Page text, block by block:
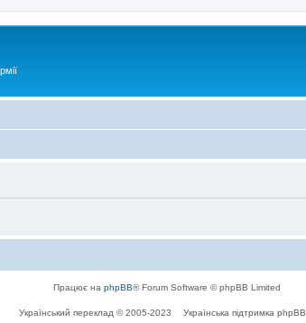
Працює на phpBB® Forum Software © phpBB Limited
Український переклад © 2005-2023 Українська підтримка phpBB